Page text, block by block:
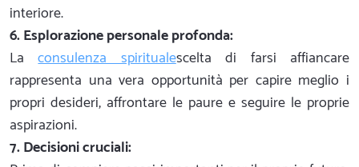
interiore.
6. Esplorazione personale profonda:
Laconsulenza spiritualescelta di farsi affiancare
rappresenta una vera opportunità per capire meglio i
propri desideri, affrontare le paure e seguire le proprie
aspirazioni.
7. Decisioni cruciali: